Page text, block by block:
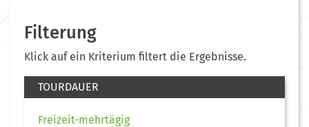
Filterung
Klick auf ein Kriterium filtert die Ergebnisse.
TOURDAUER
Freizeit-mehrtägig